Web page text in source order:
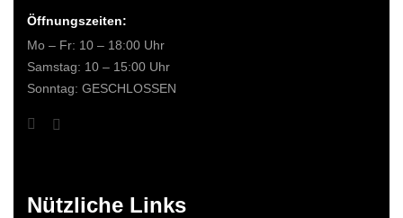
Öffnungszeiten:
Mo – Fr: 10 – 18:00 Uhr
Samstag: 10 – 15:00 Uhr
Sonntag: GESCHLOSSEN
Nützliche Links